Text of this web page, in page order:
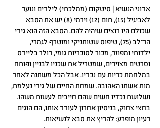
אדוני הנשיא | סיטקום (ממלכתי) לילדים ונוער
לאביגיל (15), תום (12) וירמי (8) יש את הסבא
שכולם היו רוצים שיהיה להם. הסבא הזה הוא גידי
הר־לב (75), טיפוס שטותניקי ומוטרף לגמרי,
ילדותי ומפוזר, מכור לסוכריות גומי, רולר בליידס
וסרטים מצוירים, שמטריל את שכניו לבניין ופותח
במלחמת כריות עם נכדיו. אבל הכל משתנה לאחר
מות אשתו האהובה. שמחת החיים של גידי נעלמת,
ושלושת נכדיו חשים שהם חייבים לעשות משהו.
בחצי צחוק, בניסיון אחרון לעודד אותו, הם הוגים
רעיון מופרע: להריץ את סבא לנשיאות.